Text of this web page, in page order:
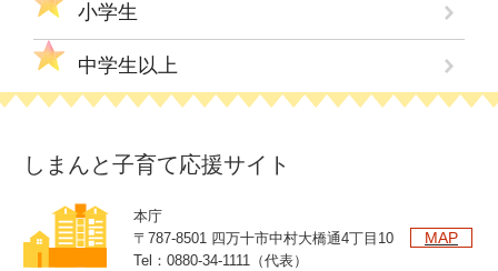
小学生
中学生以上
しまんと子育て応援サイト
本庁
〒787-8501 四万十市中村大橋通4丁目10
MAP
Tel：0880-34-1111（代表）